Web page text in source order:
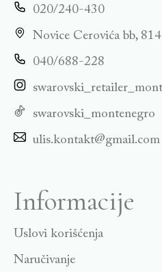
020/240-430
Novice Cerovića bb,
040/688-228
swarovski_montenegro
ulis.kontakt@gmail.com
Informacije
Uslovi korišćenja
Naručivanje